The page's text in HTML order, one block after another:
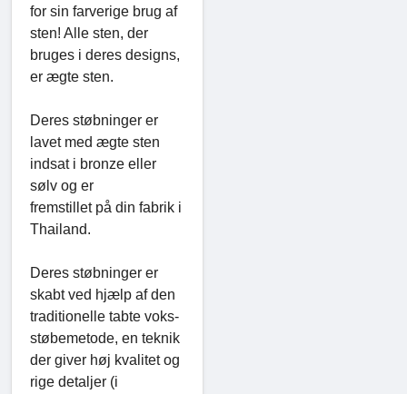
for sin farverige brug af
sten! Alle sten, der
bruges i deres designs,
er ægte sten.
Deres støbninger er
lavet med ægte sten
indsat i bronze eller
sølv og er
fremstillet på din fabrik i
Thailand.
Deres støbninger er
skabt ved hjælp af den
traditionelle tabte voks-
støbemetode, en teknik
der giver høj kvalitet og
rige detaljer (i